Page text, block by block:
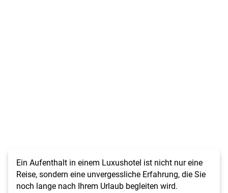
Ein Aufenthalt in einem Luxushotel ist nicht nur eine
Reise, sondern eine unvergessliche Erfahrung, die Sie
noch lange nach Ihrem Urlaub begleiten wird.